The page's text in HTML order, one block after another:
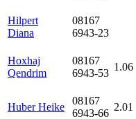
Hilpert
Diana
08167
6943-23
Hoxhaj
Qendrim
08167
6943-53
1.06
Huber Heike
08167
6943-66
2.01